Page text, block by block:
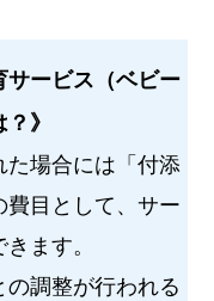
サービス（ベビー
》
た場合には「付添
費目として、サー
ます。
調整が行われる